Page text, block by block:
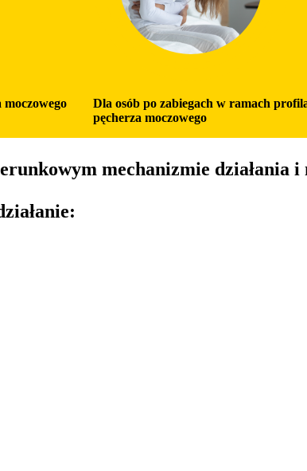
moczowego
Dla osób po zabiegach w ramach
pęcherza moczowego
mechanizmie działania i